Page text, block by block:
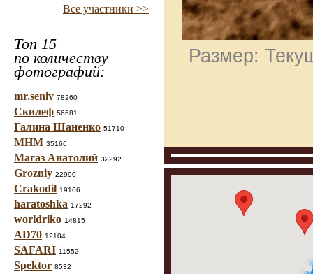
Все участники >>
Топ 15
по количеству
фотографий:
mr.seniv 78260
Скилеф 56681
Галина Шаненко 51710
МНМ 35166
Магаз Анатолий 32292
Grozniy 22990
Crakodil 19166
haratoshka 17292
worldriko 14815
AD70 12104
SAFARI 11552
Spektor 8532
Размер: